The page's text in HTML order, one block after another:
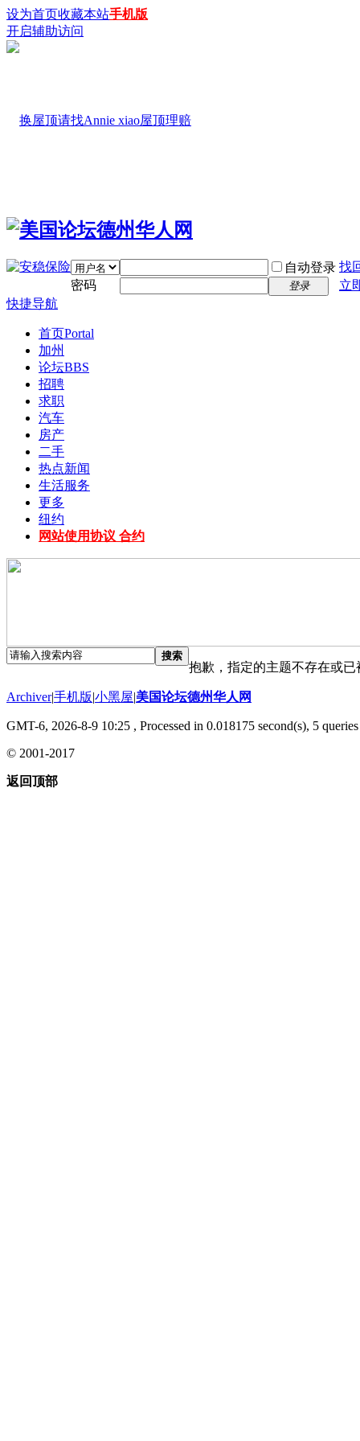
设为首页收藏本站手机版
开启辅助访问
自动登录 找
密码
登录
立
快捷导航
首页Portal
加州
论坛BBS
招聘
求职
汽车
房产
二手
热点新闻
生活服务
更多
纽约
网站使用协议 合约
搜索
抱歉，指定的主题不存在或
Archiver|手机版|小黑屋|美国论坛德州华人网
GMT-6, 2026-8-9 10:25 , Processed in 0.018175 second(s), 5
© 2001-2017
返回顶部